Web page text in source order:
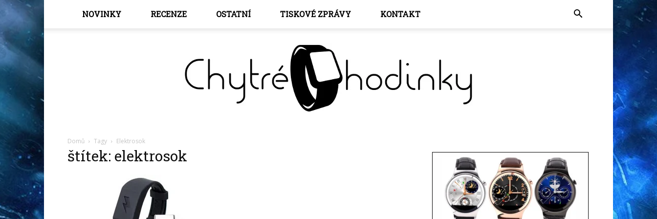
NOVINKY RECENZE OSTATNÍ TISKOVÉ ZPRÁVY KONTAKT
Domů Tagy Elektrosok
štítek: elektrosok